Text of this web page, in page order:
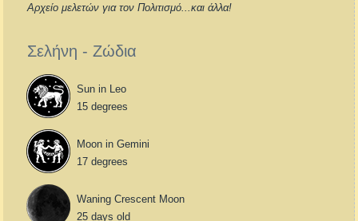
Αρχείο μελετών για τον Πολιτισμό...και άλλα!
Σελήνη - Ζώδια
Sun in Leo
15 degrees
Moon in Gemini
17 degrees
Waning Crescent Moon
25 days old